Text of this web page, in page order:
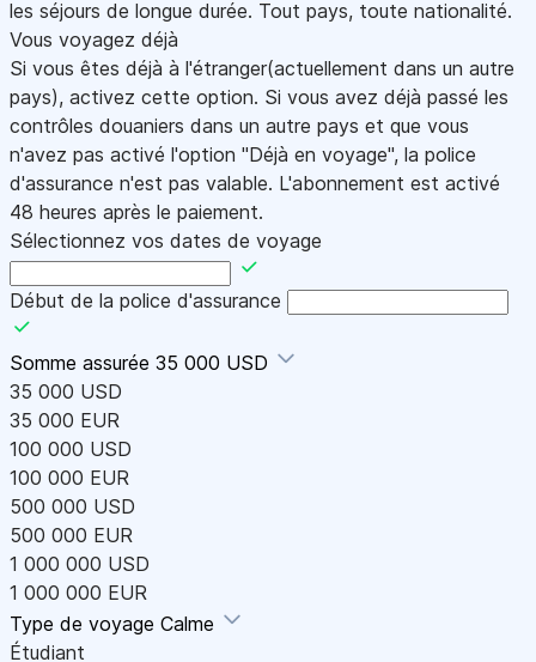
les séjours de longue durée. Tout pays, toute nationalité.
Vous voyagez déjà
Si vous êtes déjà à l'étranger(actuellement dans un autre
pays), activez cette option. Si vous avez déjà passé les
contrôles douaniers dans un autre pays et que vous
n'avez pas activé l'option "Déjà en voyage", la police
d'assurance n'est pas valable. L'abonnement est activé
48 heures après le paiement.
Sélectionnez vos dates de voyage
Début de la police d'assurance
Somme assurée 35 000 USD
35 000 USD
35 000 EUR
100 000 USD
100 000 EUR
500 000 USD
500 000 EUR
1 000 000 USD
1 000 000 EUR
Type de voyage Calme
Étudiant